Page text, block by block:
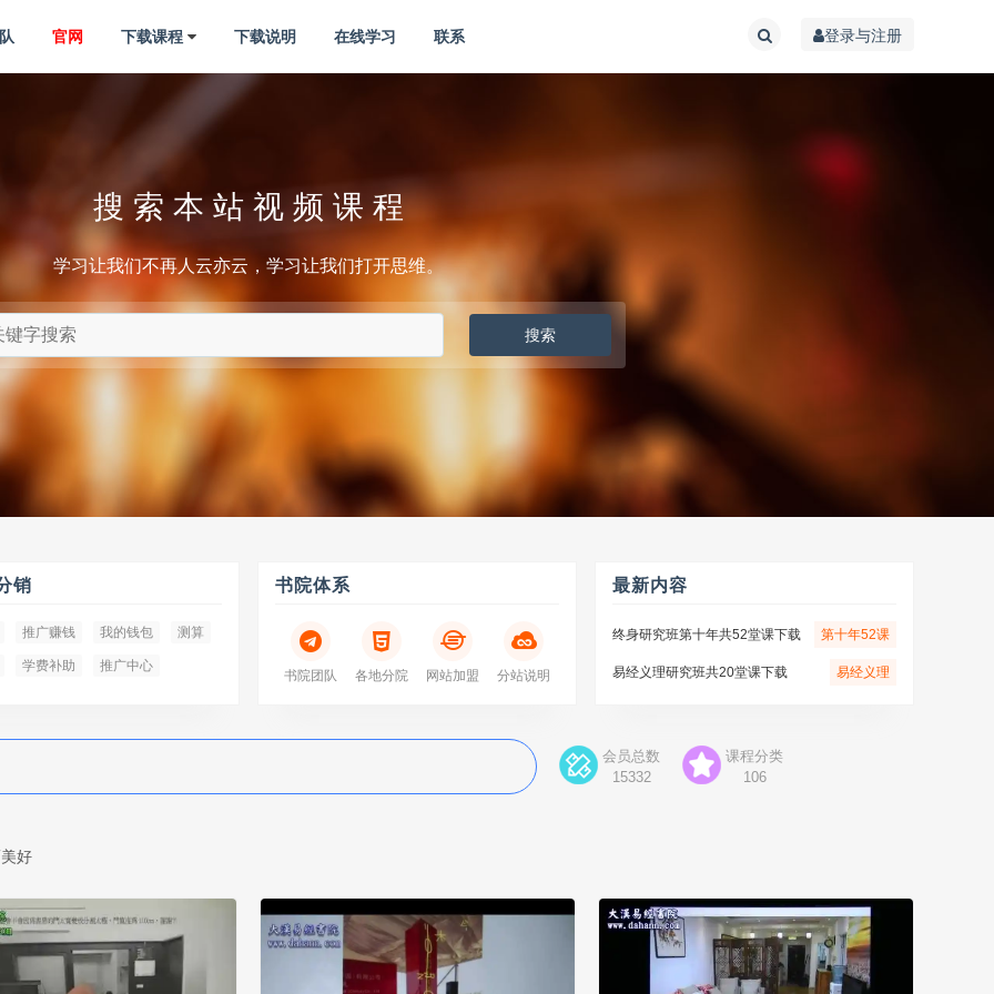
官网 下载课程 下载说明 在线学习 联系 登录与注册
搜 索 本 站 视 频 课 程
学习让我们不再人云亦云，学习让我们打开思维。
搜索
销
推广赚钱 我的钱包 测算
学费补助 推广中心
书院体系
书院团队 各地分院 网站加盟 分站说明
最新内容
终身研究班第十年共52堂课下载 第十年52课
易经义理研究班共20堂课下载 易经义理
会员总数
15332
课程分类
106
好